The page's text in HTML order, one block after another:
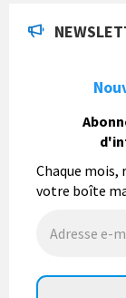
La
6 jours
1
août.
Photo
Chaque mois,
votre boîte